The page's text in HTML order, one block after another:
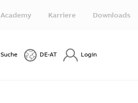
Academy Karriere Downloads
Suche DE-AT Login